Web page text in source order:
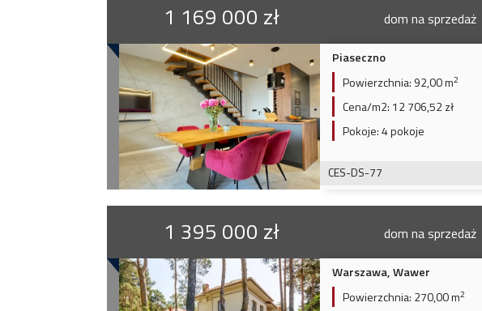
1 169 000 zł dom na sprzedaż
Piaseczno
Powierzchnia: 92,00 m2
Cena/m2: 12 706,52 zł
Pokoje:4 pokoje
CES-DS-77
1 395 000 zł dom na sprzedaż
Warszawa, Wawer
Powierzchnia: 270,00 m2